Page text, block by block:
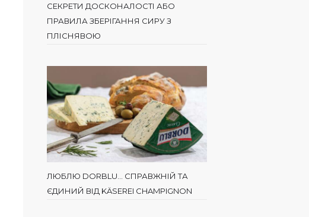
СЕКРЕТИ ДОСКОНАЛОСТІ АБО
ПРАВИЛА ЗБЕРІГАННЯ СИРУ З
ПЛІСНЯВОЮ
ЛЮБЛЮ DORBLU… СПРАВЖНІЙ ТА
ЄДИНИЙ ВІД KÄSEREI CHAMPIGNON